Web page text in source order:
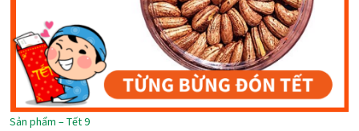
Sản phẩm – Tết 9